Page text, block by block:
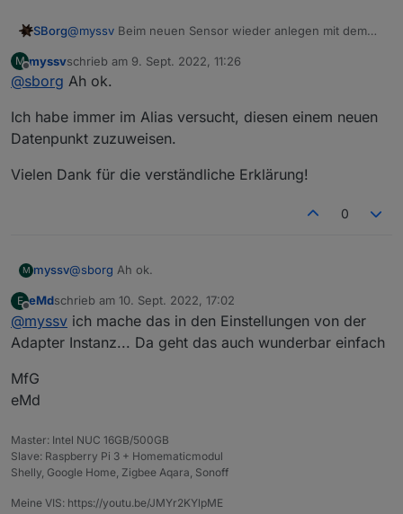
SBorg@myssv Beim neuen Sensor wieder anlegen mit dem
Sensor 1 (defekt)
ich.bin.Sensor.0.Temp --> als "Außentemperatur" im
ich.bin.derneue.0.Temp --> als "Außentemperatur" im
Linked Device
Deine VIS, Skripte, what else greifen ja nur pauschal auf
Aber einmalig muss man halt definieren wo er herkommt
M
Offline
myssvschrieb am 9. Sept. 2022, 11:26
zuletzt editiert von
@sborg Ah ok.
Ich habe immer im Alias versucht, diesen einem neuen
Datenpunkt zuzuweisen.
Vielen Dank für die verständliche Erklärung!
0
M myssv@sborg Ah ok.
Ich habe immer im Alias versucht, diesen einem neuen
Datenpunkt zuzuweisen.
Vielen Dank für die verständliche Erklärung!
E eMdschrieb am 10. Sept. 2022, 17:02
zuletzt editiert von
@myssv ich mache das in den Einstellungen von der
Adapter Instanz... Da geht das auch wunderbar einfach
MfG
eMd
Master: Intel NUC 16GB/500GB
Slave: Raspberry Pi 3 + Homematicmodul
Shelly, Google Home, Zigbee Aqara, Sonoff
Meine VIS: https://youtu.be/JMYr2KYlpME